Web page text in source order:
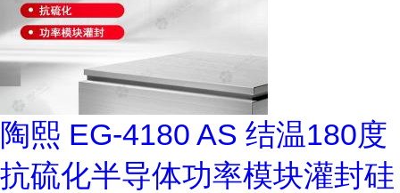
陶熙 EG-4180 AS 结温180度
抗硫化半导体功率模块灌封硅